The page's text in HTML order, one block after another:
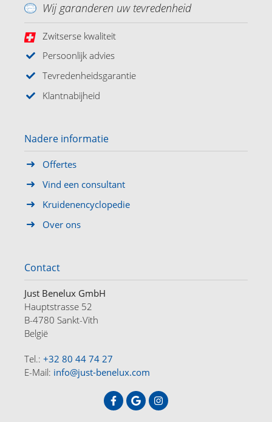
OFFERTES OVER ONS
Wij garanderen uw tevredenheid
Zwitserse kwaliteit
Persoonlijk advies
Tevredenheidsgarantie
Klantnabijheid
Nadere informatie
Offertes
Vind een consultant
Kruidenencyclopedie
Over ons
Contact
Just Benelux GmbH
Hauptstrasse 52
B-4780 Sankt-Vith
België
Tel.: +32 80 44 74 27
E-Mail: info@just-benelux.com